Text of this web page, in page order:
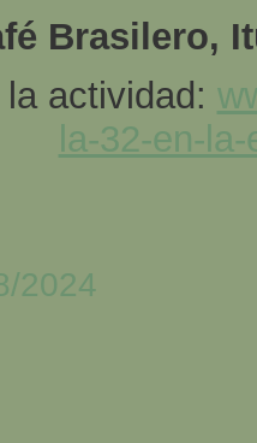
Brasilero,
actividad:
la-32-en-
2024